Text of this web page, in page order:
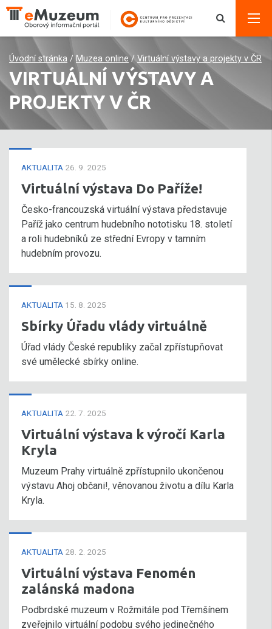
Úvodní stránka / Muzea online/ Virtuální výstavy a projekty v ČR
VIRTUÁLNÍ VÝSTAVY A
PROJEKTY V ČR
AKTUALITA 26. 9. 2025
Virtuální výstava Do Paříže!
Česko-francouzská virtuální výstava představuje
Paříž jako centrum hudebního nototisku 18. století
a roli hudebníků ze střední Evropy v tamním
hudebním provozu.
AKTUALITA 15. 8. 2025
Sbírky Úřadu vlády virtuálně
Úřad vlády České republiky začal zpřístupňovat
své umělecké sbírky online.
AKTUALITA 22. 7. 2025
Virtuální výstava k výročí Karla
Kryla
Muzeum Prahy virtuálně zpřístupnilo ukončenou
výstavu Ahoj občani!, věnovanou životu a dílu Karla
Kryla.
AKTUALITA 28. 2. 2025
Virtuální výstava Fenomén
zalánská madona
Podbrdské muzeum v Rožmitále pod Třemšínem
zveřejnilo virtuální podobu svého jedinečného